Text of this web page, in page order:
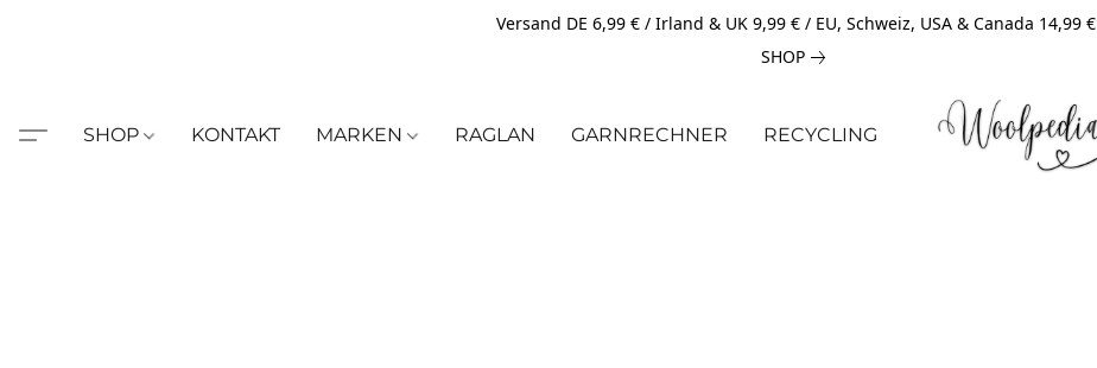
Versand DE 6,99 € / Irland & UK 9,99 € / EU, Schweiz, USA & Canada 14,99 €
SHOP
SHOP KONTAKT MARKEN RAGLAN GARNRECHNER RECYCLING